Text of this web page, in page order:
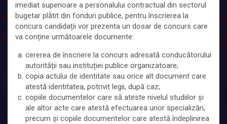
imediat superioare a personalului contractual din sectorul
bugetar plătit din fonduri publice, pentru înscrierea la
concurs candidații vor prezenta un dosar de concurs care
va conține următoarele documente:
cererea de înscriere la concurs adresată conducătorului
autorității sau instituției publice organizatoare;
copia actului de identitate sau orice alt document care
atestă identitatea, potrivit legii, după caz;
copiile documentelor care să ateste nivelul studiilor și
ale altor acte care atestă efectuarea unor specializări,
precum și copiile documentelor care atestă îndeplinirea